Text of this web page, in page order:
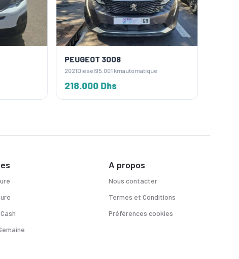
PEUGEOT 3008
2021Diesel95.001 kmautomatique
218.000 Dhs
A propos
Nous contacter
Termes et Conditions
Préférences cookies